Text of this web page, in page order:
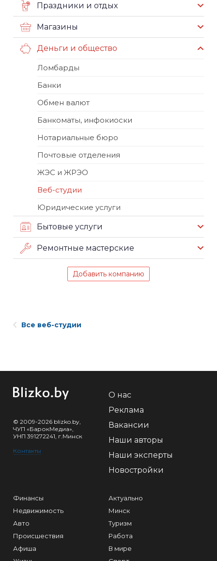
Праздники и отдых
Магазины
Деньги и общество
Ломбарды
Банки
Обмен валют
Банкоматы, инфокиоски
Нотариальные бюро
Почтовые отделения
ЖЭС и ЖРЭО
Веб-студии
Юридические услуги
Бытовые услуги
Ремонтные мастерские
Добавить компанию
Все веб-студии
© 2009-2026 blizko.by,
ЧУП «БарокМедиа»,
УНП 391272241, г.Минск
Контакты
О нас
Реклама
Вакансии
Наши авторы
Наши эксперты
Новостройки
Финансы
Недвижимость
Авто
Происшествия
Афиша
Актуально
Минск
Туризм
Работа
В мире